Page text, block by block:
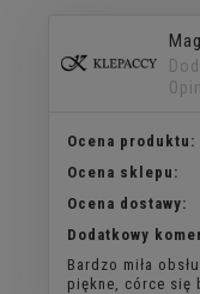
Ocena produktu:
Ocena sklepu:
Ocena dostawy:
Dodatkowy
Bardzo miła
piękne, córce się